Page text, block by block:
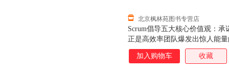
Scrum倡导五大核心价值观：
正是高效率团队爆发出惊人能
Scrum暴露出来的问题？如何
平衡？如果你喜欢听故事，喜
北京枫林苑图书专营店
加入购物车 收藏